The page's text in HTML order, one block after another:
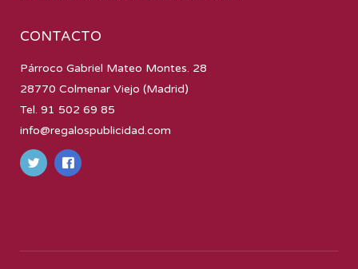
CONTACTO
Párroco Gabriel Mateo Montes. 28
28770 Colmenar Viejo (Madrid)
Tel. 91 502 69 85
info@regalospublicidad.com